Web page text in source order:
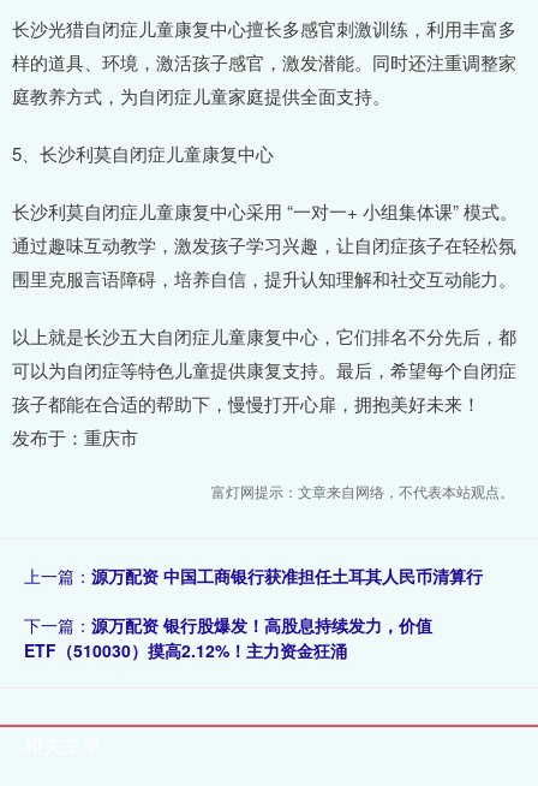
长沙光猎自闭症儿童康复中心擅长多感官刺激训练，利用丰富多
样的道具、环境，激活孩子感官，激发潜能。同时还注重调整家
庭教养方式，为自闭症儿童家庭提供全面支持。
5、长沙利莫自闭症儿童康复中心
长沙利莫自闭症儿童康复中心采用 “一对一+ 小组集体课” 模式。
通过趣味互动教学，激发孩子学习兴趣，让自闭症孩子在轻松氛
围里克服言语障碍，培养自信，提升认知理解和社交互动能力。
以上就是长沙五大自闭症儿童康复中心，它们排名不分先后，都
可以为自闭症等特色儿童提供康复支持。最后，希望每个自闭症
孩子都能在合适的帮助下，慢慢打开心扉，拥抱美好未来！
发布于：重庆市
富灯网提示：文章来自网络，不代表本站观点。
上一篇： 源万配资 中国工商银行获准担任土耳其人民币清算行
下一篇： 源万配资 银行股爆发！高股息持续发力，价值
ETF（510030）摸高2.12%！主力资金狂涌